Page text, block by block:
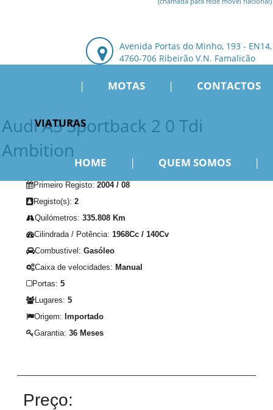
Avenida Portas do Minho, 193 - EN14,
4760-706 Ribeirão V.N. Famalicão
CONTACTOS
|
MOTAS
|
VIATURAS
|
QUEM SOMOS
|
HOME
Audi A3 Sportback 2 0 Tdi
Ambition
Primeiro Registo:2004 / 08
Registo(s):2
Quilómetros:335.808 Km
Cilindrada / Potência:1968Cc / 140Cv
Combustivel:Gasóleo
Caixa de velocidades: Manual
Portas:5
Lugares:5
Origem:
Importado
Garantia:36 Meses
Preço: